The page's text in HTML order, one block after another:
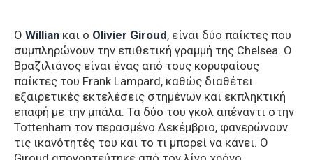
Ο Willian και ο Olivier Giroud, είναι δύο παίκτες που
συμπληρώνουν την επιθετική γραμμή της Chelsea. Ο
Βραζιλιάνος είναι ένας από τους κορυφαίους
παίκτες του Frank Lampard, καθώς διαθέτει
εξαιρετικές εκτελέσεις στημένων και εκπληκτική
επαφή με την μπάλα. Τα δύο του γκολ απέναντι στην
Tottenham τον περασμένο Δεκέμβριο, φανερώνουν
τις ικανότητές του και το τι μπορεί να κάνει. Ο